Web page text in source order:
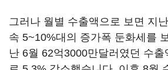
그러나 월별 수출액으로 보면 지
속 5~10%대의 증가폭 둔화세를
난 6월 62억3000만달러였던 수출